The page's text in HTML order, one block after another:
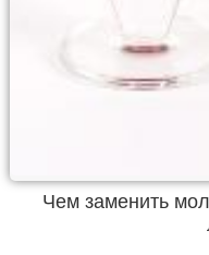
Чем заменить